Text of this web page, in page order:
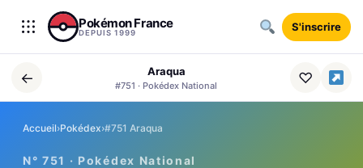
Aller au contenu
Pokémon France
DEPUIS 1999 S'inscrire
← Araqua
#751 · Pokédex National ♡
Accueil›Pokédex›#751 Araqua
N° 751 · Pokédex National